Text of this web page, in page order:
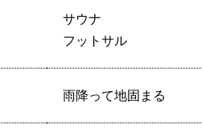
サウナ
フットサル
雨降って地固まる